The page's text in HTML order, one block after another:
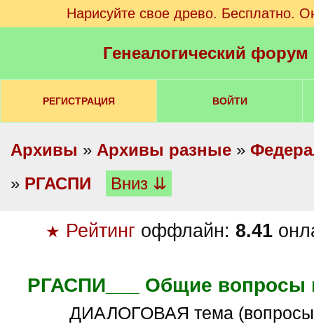
Нарисуйте свое древо. Бесплатно.
Генеалогический
РЕГИСТРАЦИЯ ВОЙТИ
Архивы » Архивы разные »
» РГАСПИ Вниз ⇊
★ Рейтинг оффлайн: 8.41
РГАСПИ___ Общие вопросы
ДИАЛОГОВАЯ тема